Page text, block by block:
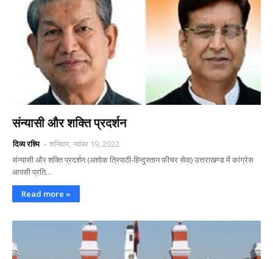
संन्यासी और शक्ति प्रदर्शन
दिव्य रश्मि
शनिवार, नवंबर 19, 2022
संन्यासी और शक्ति प्रदर्शन (अशोक त्रिपाठी-हिन्दुस्तान फीचर सेवा) उत्तराखण्ड में कांग्रेस
आपसी प्रति…
Read more »